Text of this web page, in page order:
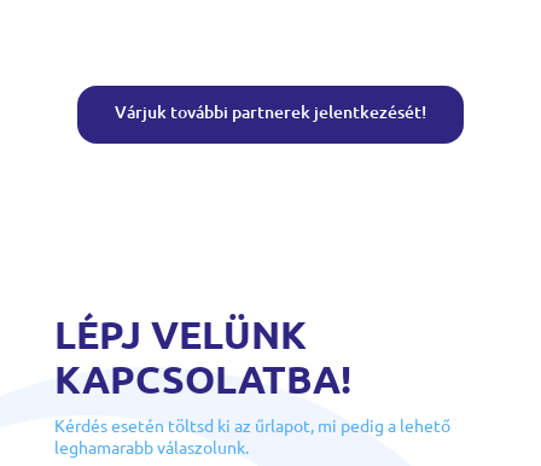
Várjuk további partnerek jelentkezését!
LÉPJ VELÜNK
KAPCSOLATBA!
Kérdés esetén töltsd ki az űrlapot, mi pedig a lehető
leghamarabb válaszolunk.